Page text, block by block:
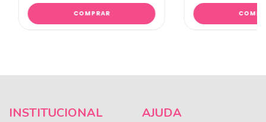
INSTITUCIONAL AJUDA